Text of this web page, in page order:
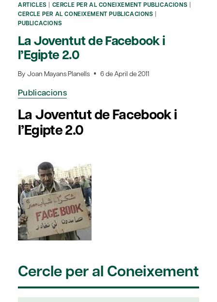
ARTICLES | CERCLE PER AL CONEIXEMENT PUBLICACIONS |
CERCLE PER AL CONEIXEMENT PUBLICACIONS |
PUBLICACIONS
La Joventut de Facebook i
l’Egipte 2.0
By Joan Mayans Planells 6 de April de 2011
Publicacions
La Joventut de Facebook i
l’Egipte 2.0
Cercle per al Coneixement